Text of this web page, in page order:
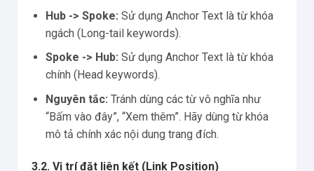
Hub -> Spoke: Sử dụng Anchor Text là từ khóa
ngách (Long-tail keywords).
Spoke -> Hub: Sử dụng Anchor Text là từ khóa
chính (Head keywords).
Nguyên tắc: Tránh dùng các từ vô nghĩa như
“Bấm vào đây”, “Xem thêm”. Hãy dùng từ khóa
mô tả chính xác nội dung trang đích.
3.2. Vị trí đặt liên kết (Link Position)